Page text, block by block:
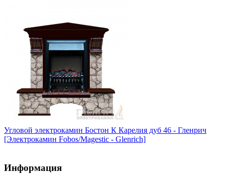
Угловой электрокамин Бостон К Карелия дуб 46 - Гленрич
[Электрокамин Fobos/Magestic - Glenrich]
Информация